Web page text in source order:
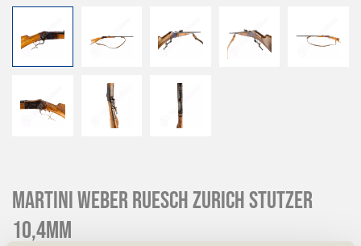
Martini Weber Ruesch Zurich Stutzer
10,4mm